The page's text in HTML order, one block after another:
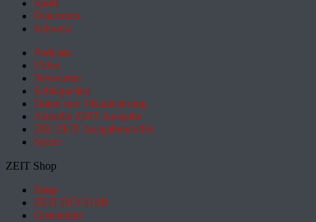
Sport
Österreich
Schweiz
Podcasts
Video
Newsletter
Schlagzeilen
Daten und Visualisierung
Aktuelle ZEIT-Ausgabe
DIE ZEIT Ausgabenarchiv
Spiele
ZEIT Shop
Shop
ZEIT BÜCHER
Geschenke